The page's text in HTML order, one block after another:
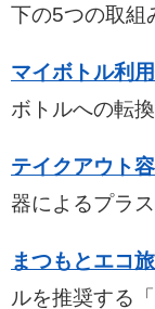
下の5つの取組
マイボトル利
ボトルへの転
テイクアウト
器によるプラ
まつもとエコ
ルを推奨する